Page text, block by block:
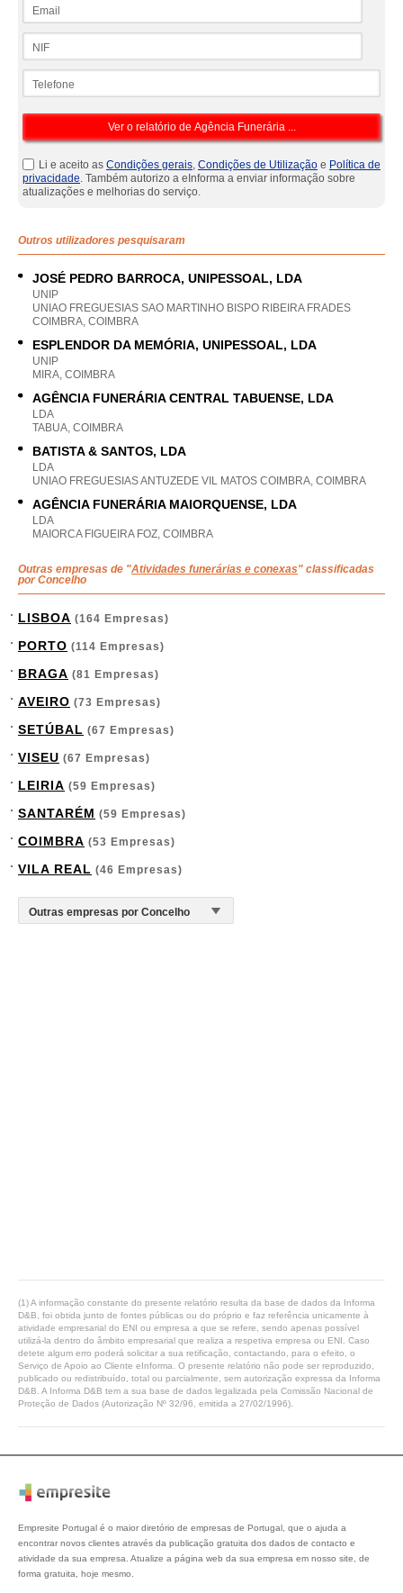
Li e aceito as Condições gerais, Condições de Utilização e Política de
privacidade. Também autorizo a eInforma a enviar informação sobre
atualizações e melhorias do serviço.
Outros utilizadores pesquisaram
JOSÉ PEDRO BARROCA, UNIPESSOAL, LDA
UNIP
UNIAO FREGUESIAS SAO MARTINHO BISPO RIBEIRA FRADES
COIMBRA, COIMBRA
ESPLENDOR DA MEMÓRIA, UNIPESSOAL, LDA
UNIP
MIRA, COIMBRA
AGÊNCIA FUNERÁRIA CENTRAL TABUENSE, LDA
LDA
TABUA, COIMBRA
BATISTA & SANTOS, LDA
LDA
UNIAO FREGUESIAS ANTUZEDE VIL MATOS COIMBRA, COIMBRA
AGÊNCIA FUNERÁRIA MAIORQUENSE, LDA
LDA
MAIORCA FIGUEIRA FOZ, COIMBRA
Outras empresas de "Atividades funerárias e conexas" classificadas
por Concelho
LISBOA (164 Empresas)
PORTO (114 Empresas)
BRAGA (81 Empresas)
AVEIRO (73 Empresas)
SETÚBAL (67 Empresas)
VISEU (67 Empresas)
LEIRIA (59 Empresas)
SANTARÉM (59 Empresas)
COIMBRA (53 Empresas)
VILA REAL (46 Empresas)
(1) A informação constante do presente relatório resulta da base de dados da Informa
D&B, foi obtida junto de fontes públicas ou do próprio e faz referência unicamente à
atividade empresarial do ENI ou empresa a que se refere, sendo apenas possível
utilizá-la dentro do âmbito empresarial que realiza a respetiva empresa ou ENI. Caso
detete algum erro poderá solicitar a sua retificação, contactando, para o efeito, o
Serviço de Apoio ao Cliente eInforma. O presente relatório não pode ser reproduzido,
publicado ou redistribuído, total ou parcialmente, sem autorização expressa da Informa
D&B. A Informa D&B tem a sua base de dados legalizada pela Comissão Nacional de
Proteção de Dados (Autorização Nº 32/96, emitida a 27/02/1996).
Empresite Portugal é o maior diretório de empresas de Portugal, que o ajuda a
encontrar novos clientes através da publicação gratuita dos dados de contacto e
atividade da sua empresa. Atualize a página web da sua empresa em nosso site, de
forma gratuita, hoje mesmo.